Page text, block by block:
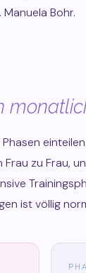
Bohr.
zu Frau,
ist völlig